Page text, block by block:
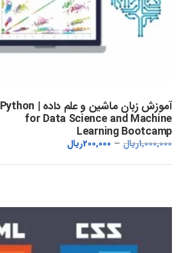
آموزش زبان ماشین و علم داده | Python
for Data Science and Machine
Learning Bootcamp
1,000,000ریال 200,000ریال